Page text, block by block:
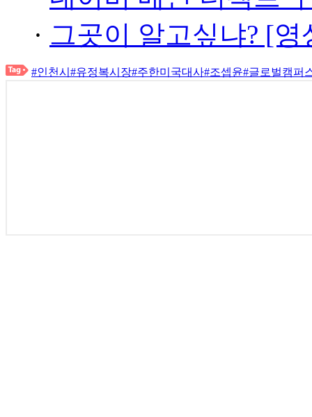
· 그곳이 알고싶냐? [
#인천시 #유정복시장#주한미국대사#조셉윤#글로벌캠퍼